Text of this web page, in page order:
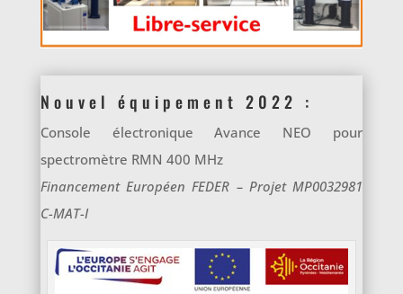
Nouvel équipement 2022 :
Console électronique Avance NEO pour
spectromètre RMN 400 MHz
Financement Européen FEDER – Projet MP0032981
C-MAT-I